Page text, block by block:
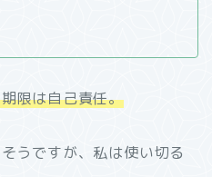
限は自己責任。
うですが、私は使い切る